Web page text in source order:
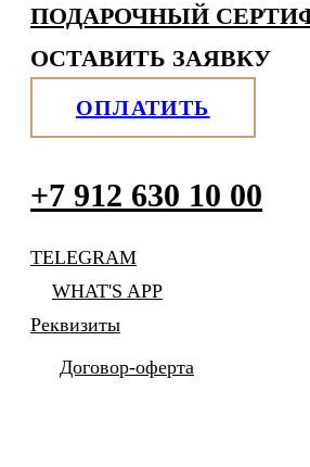
ПОДАРОЧНЫЙ
ОСТАВИТЬ ЗАЯВКУ
ОПЛАТИТЬ
+7 912 630 10 00
TELEGRAM
WHAT'S APP
Реквизиты
Договор-оферта